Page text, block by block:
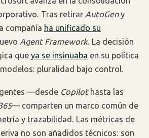
Tras retirar AutoGeny
compañía ha unificado su
Agent Framework. La decisión
que ya se insinuaba en su política
pluralidad bajo control.
—desde Copilothasta las
— comparten un marco común de
y trazabilidad. Las métricas de
no son añadidos técnicos: son